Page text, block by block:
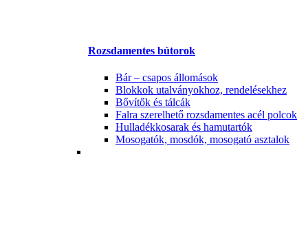
Rozsdamentes bútorok
Bár – csapos állomások
Blokkok utalványokhoz, rendelésekhez
Bővítők és tálcák
Falra szerelhető rozsdamentes acél polcok
Hulladékkosarak és hamutartók
Mosogatók, mosdók, mosogató asztalok